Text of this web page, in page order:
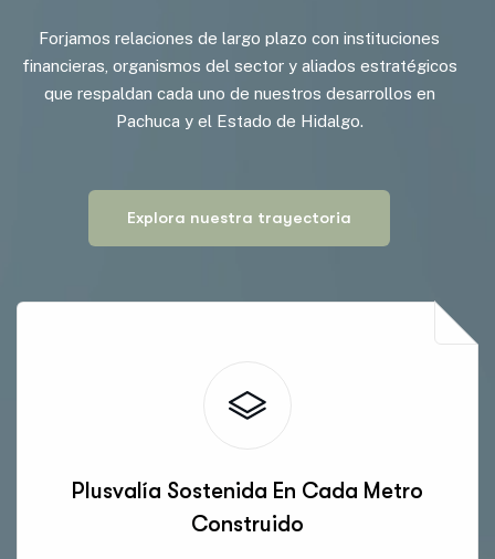
Forjamos relaciones de largo plazo con instituciones
financieras, organismos del sector y aliados estratégicos
que respaldan cada uno de nuestros desarrollos en
Pachuca y el Estado de Hidalgo.
Explora nuestra trayectoria
Plusvalía Sostenida En Cada Metro
Construido